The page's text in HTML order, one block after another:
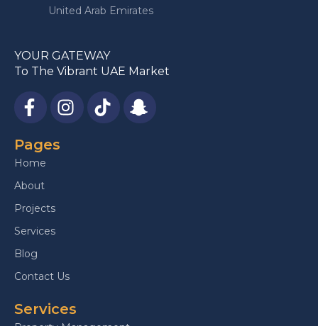
United Arab Emirates
YOUR GATEWAY
To The Vibrant UAE Market
Pages
Home
About
Projects
Services
Blog
Contact Us
Services